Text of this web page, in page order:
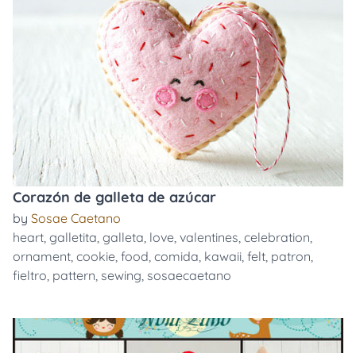
Corazón de galleta de azúcar
by Sosae Caetano
heart, galletita, galleta, love, valentines, celebration,
ornament, cookie, food, comida, kawaii, felt, patron,
fieltro, pattern, sewing, sosaecaetano